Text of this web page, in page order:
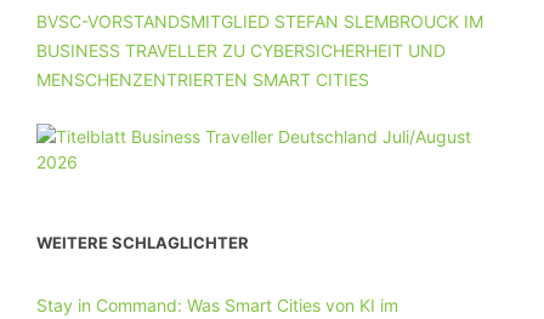
BVSC-VORSTANDSMITGLIED STEFAN SLEMBROUCK IM
BUSINESS TRAVELLER ZU CYBERSICHERHEIT UND
MENSCHENZENTRIERTEN SMART CITIES
WEITERE SCHLAGLICHTER
Stay in Command: Was Smart Cities von KI im